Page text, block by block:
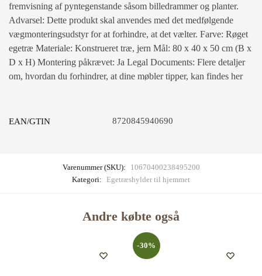
fremvisning af pyntegenstande såsom billedrammer og planter.
Advarsel: Dette produkt skal anvendes med det medfølgende
vægmonteringsudstyr for at forhindre, at det vælter. Farve: Røget
egetræ Materiale: Konstrueret træ, jern Mål: 80 x 40 x 50 cm (B x
D x H) Montering påkrævet: Ja Legal Documents: Flere detaljer
om, hvordan du forhindrer, at dine møbler tipper, kan findes her
EAN/GTIN 8720845940690
Varenummer (SKU):
10670400238495200
Kategori: Egetræshylder til hjemmet
Andre købte også
-30%